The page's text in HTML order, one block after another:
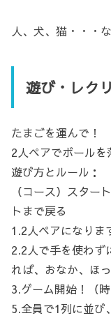
人、犬、猫・・・
遊び・レク
たまごを運んで！
2人ペアでボールを
遊び方とルール：
（コース）スタ
トまで戻る
1.2人ペアになりま
2.2人で手を使わず
れば、おなか、ほ
3.ゲーム開始！（
5.全員で1列に並び